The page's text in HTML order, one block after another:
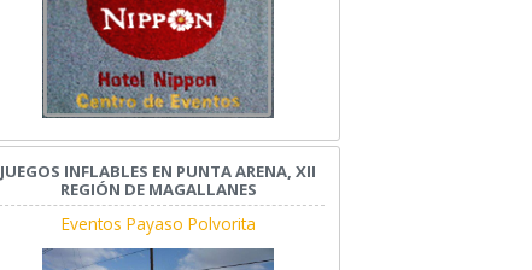
JUEGOS INFLABLES EN PUNTA ARENA, XII
REGIÓN DE MAGALLANES
Eventos Payaso Polvorita